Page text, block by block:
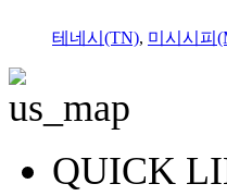
테네시(TN), 미시시피
QUICK